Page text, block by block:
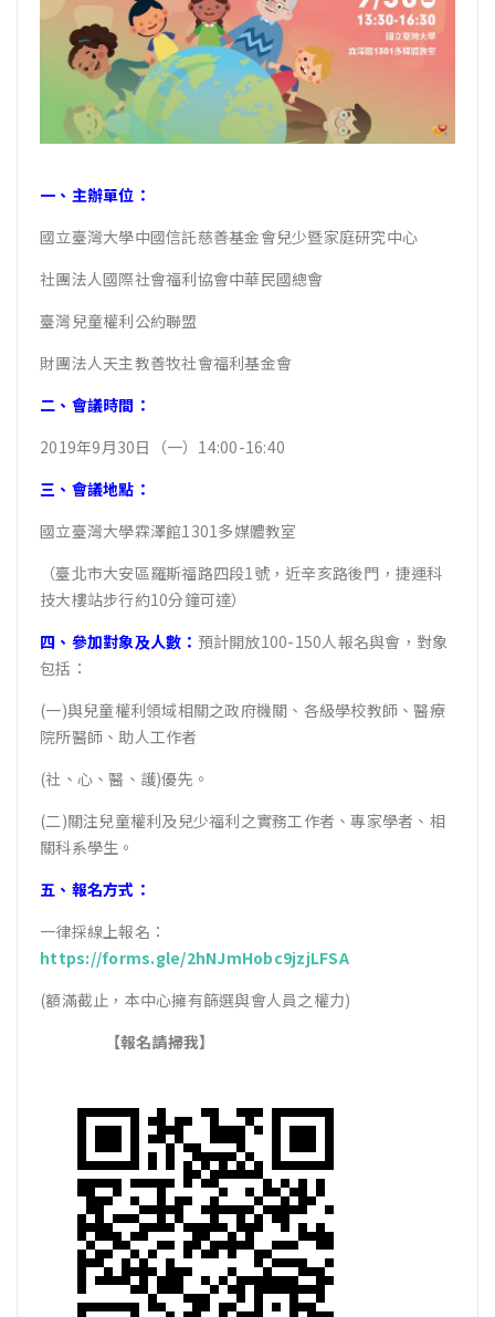
一、主辦單位：
國立臺灣大學中國信託慈善基金會兒少暨家庭研究中心
社團法人國際社會福利協會中華民國總會
臺灣兒童權利公約聯盟
財團法人天主教善牧社會福利基金會
二、會議時間：
2019年9月30日（一）14:00-16:40
三、會議地點：
國立臺灣大學霖澤館1301多媒體教室
（臺北市大安區羅斯福路四段1號，近辛亥路後門，捷運科
技大樓站步行約10分鐘可達）
四、參加對象及人數： 預計開放100-150人報名與會，對象
包括：
(一)與兒童權利領域相關之政府機關、各級學校教師、醫療
院所醫師、助人工作者
(社、心、醫、護)優先。
(二)關注兒童權利及兒少福利之實務工作者、專家學者、相
關科系學生。
五、報名方式：
一律採線上報名：
https://forms.gle/2hNJmHobc9jzjLFSA
(額滿截止，本中心擁有篩選與會人員之權力)
【報名請掃我】